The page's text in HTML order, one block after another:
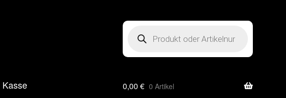
search
Kasse 0,00 € 0 Artikel